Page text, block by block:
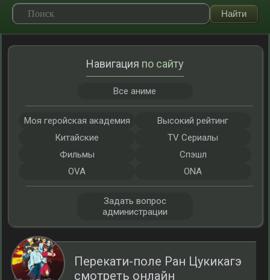
Перекати-поле Ран Цукикагэ
смотреть онлайн
Навигация по сайту
Все аниме
Моя геройская академия
Высокий рейтинг
Китайские
TV Сериалы
Фильмы
Спэшл
OVA
ONA
Задать вопрос
администрации